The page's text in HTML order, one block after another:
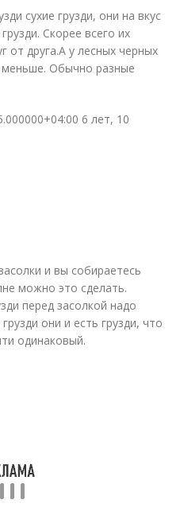
сухие грузди, они на вкус
Скорее всего их
от друга.А у лесных черных
меньше. Обычно разные
6 лет, 10
и вы собираетесь
можно это сделать.
перед засолкой надо
они и есть грузди, что
одинаковый.